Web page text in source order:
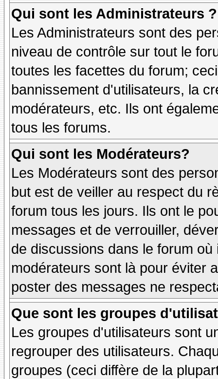
Qui sont les Administrateurs ?
Les Administrateurs sont des
niveau de contrôle sur tout le
toutes les facettes du forum;
bannissement d'utilisateurs, la
modérateurs, etc. Ils ont
tous les forums.
Qui sont les Modérateurs?
Les Modérateurs sont des
but est de veiller au respect du
forum tous les jours. Ils ont le
messages et de verrouiller,
de discussions dans le forum
modérateurs sont là pour éviter
poster des messages ne
Que sont les groupes
Les groupes d'utilisateurs sont
regrouper des utilisateurs.
groupes (ceci diffère de la